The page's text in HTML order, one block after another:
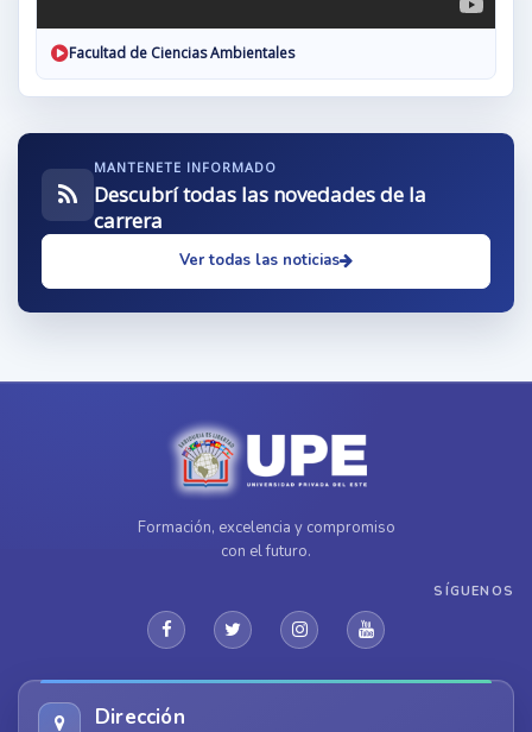
Facultad de Ciencias Ambientales
MANTENETE INFORMADO
Descubrí todas las novedades de la
carrera
Ver todas las noticias
Formación, excelencia y compromiso
con el futuro.
SÍGUENOS
Dirección